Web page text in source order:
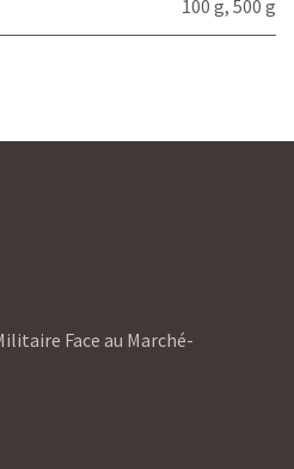
100 g, 500 g
Face au Marché-